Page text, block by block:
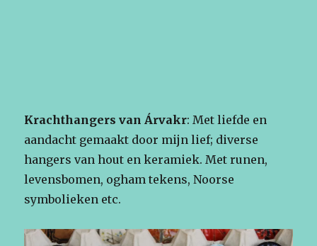
Krachthangers van Árvakr: Met liefde en
aandacht gemaakt door mijn lief; diverse
hangers van hout en keramiek. Met runen,
levensbomen, ogham tekens, Noorse
symbolieken etc.